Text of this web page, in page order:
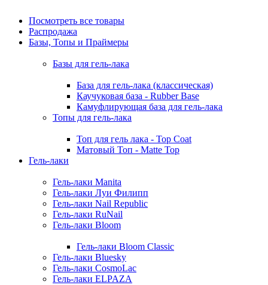
Посмотреть все товары
Распродажа
Базы, Топы и Праймеры
Базы для гель-лака
База для гель-лака (классическая)
Каучуковая база - Rubber Base
Камуфлирующая база для гель-лака
Топы для гель-лака
Топ для гель лака - Top Coat
Матовый Топ - Matte Top
Гель-лаки
Гель-лаки Manita
Гель-лаки Луи Филипп
Гель-лаки Nail Republic
Гель-лаки RuNail
Гель-лаки Bloom
Гель-лаки Bloom Classic
Гель-лаки Bluesky
Гель-лаки CosmoLac
Гель-лаки ELPAZA